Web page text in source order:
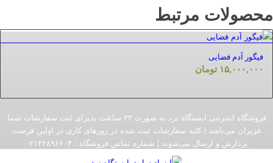
محصولات مرتبط
فیگور آدم فضایی
۱۵,۰۰۰,۰۰۰ تومان
فروشگاه اینترنتی ایستگاه نرد به صورت ۲۴ ساعت پذیرای ثبت سفارشات شما
عزیزان می‌باشد | کلیه سفارشات ثبت شده در روزهای کاری در اولین فرصت
پردازش و ارسال می‌شوند | شماره تماس فروشگاه :‌ ۰۲۱۲۲۸۹۶۶۰۴